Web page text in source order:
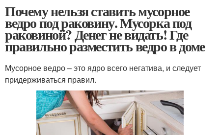
Почему нельзя ставить мусорное
ведро под раковину. Мусорка под
раковиной? Денег не видать! Где
правильно разместить ведро в доме
Мусорное ведро – это ядро всего негатива, и следует
придерживаться правил.